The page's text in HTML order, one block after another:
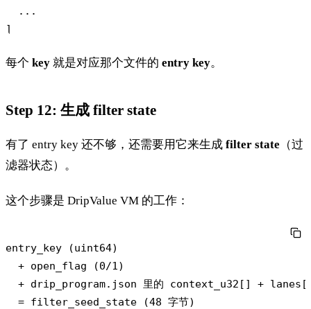
  ...
每个 key 就是对应那个文件的 entry key。
Step 12: 生成 filter state
有了 entry key 还不够，还需要用它来生成 filter state （过
滤器状态）。
这个步骤是 DripValue VM 的工作：
entry_key (uint64)
  + open_flag (0/1)
+ drip_program.json 里的 context_u32[] +
  = filter_seed_state (48 字节)